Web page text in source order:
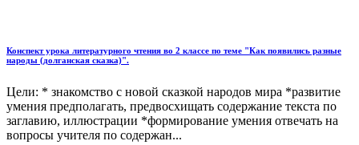
Конспект урока литературного чтения во 2 классе по теме "Как появились разные
народы (долганская сказка)".
Цели: * знакомство с новой сказкой народов мира *развитие
умения предполагать, предвосхищать содержание текста по
заглавию, иллюстрации *формирование умения отвечать на
вопросы учителя по содержан...